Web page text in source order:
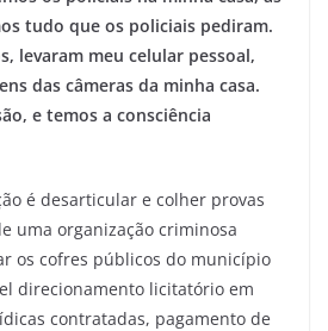
tudo que os policiais pediram.
levaram meu celular pessoal,
das câmeras da minha casa.
e temos a consciência
é desarticular e colher provas
uma organização criminosa
os cofres públicos do município
direcionamento licitatório em
contratadas, pagamento de